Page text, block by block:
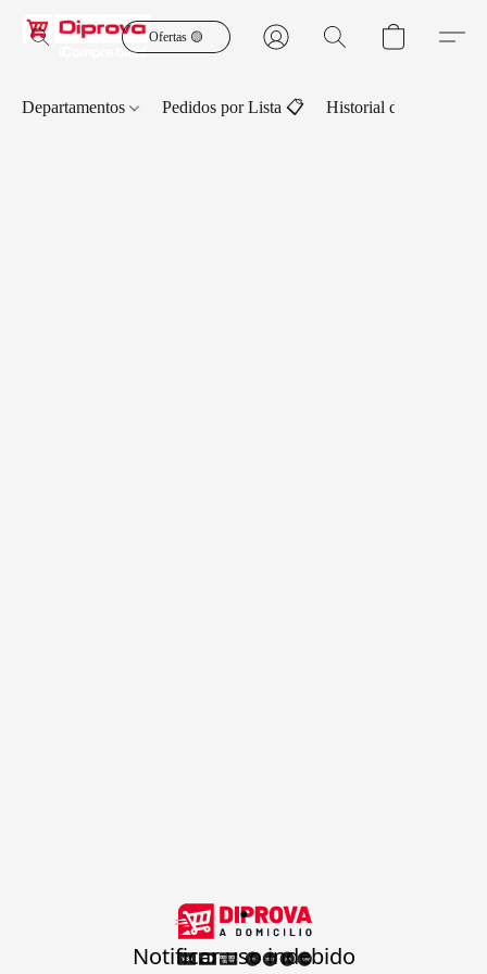
Ofertas 🟡
Departamentos Pedidos por Lista 📋 Historial de Pedidos
.
Notificar uso indebido